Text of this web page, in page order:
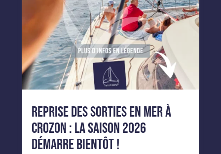
Reprise des sorties en mer à
Crozon : la saison 2026
démarre bientôt !